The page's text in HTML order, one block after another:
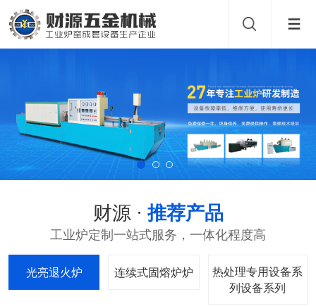
财源 ·推荐产品
工业炉定制一站式服务，一体化程度高
光亮退火炉 连续式固熔炉
热处理专用设备系
列